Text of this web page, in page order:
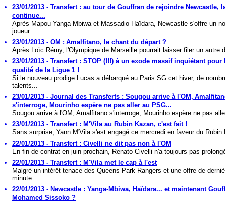
23/01/2013 - Transfert : au tour de Gouffran de rejoindre Newcastle,
continue...
Après Mapou Yanga-Mbiwa et Massadio Haïdara, Newcastle s'offre un
joueur...
23/01/2013 - OM : Amalfitano, le chant du départ ?
Après Loïc Rémy, l'Olympique de Marseille pourrait laisser filer un autre
23/01/2013 - Transfert : STOP (!!!) à un exode massif inquiétant pour
qualité de la Ligue 1 !
Si le nouveau prodige Lucas a débarqué au Paris SG cet hiver, de
talents...
23/01/2013 - Journal des Transferts : Sougou arrive à l'OM,
s'interroge, Mourinho espère ne pas aller au PSG...
Sougou arrive à l'OM, Amalfitano s'interroge, Mourinho espère ne pas
23/01/2013 - Transfert : M'Vila au Rubin Kazan, c'est fait !
Sans surprise, Yann M'Vila s'est engagé ce mercredi en faveur du Rubin
22/01/2013 - Transfert : Civelli ne dit pas non à l'OM
En fin de contrat en juin prochain, Renato Civelli n'a toujours pas
22/01/2013 - Transfert : M'Vila met le cap à l'est
Malgré un intérêt tenace des Queens Park Rangers et une offre de
minute...
22/01/2013 - Newcastle : Yanga-Mbiwa, Haïdara... et maintenant
Mohamed Sissoko ?